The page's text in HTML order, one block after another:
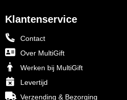
Klantenservice
Contact
Over MultiGift
Werken bij MultiGift
Levertijd
Verzending & Bezorging